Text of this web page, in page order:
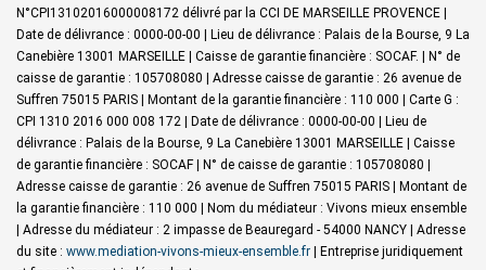
N°CPI13102016000008172 délivré par la CCI DE MARSEILLE PROVENCE |
Date de délivrance : 0000-00-00 | Lieu de délivrance : Palais de la Bourse, 9 La
Canebière 13001 MARSEILLE | Caisse de garantie financière : SOCAF. | N° de
caisse de garantie : 105708080 | Adresse caisse de garantie : 26 avenue de
Suffren 75015 PARIS | Montant de la garantie financière : 110 000 | Carte G :
CPI 1310 2016 000 008 172 | Date de délivrance : 0000-00-00 | Lieu de
délivrance : Palais de la Bourse, 9 La Canebière 13001 MARSEILLE | Caisse
de garantie financière : SOCAF | N° de caisse de garantie : 105708080 |
Adresse caisse de garantie : 26 avenue de Suffren 75015 PARIS | Montant de
la garantie financière : 110 000 | Nom du médiateur : Vivons mieux ensemble
| Adresse du médiateur : 2 impasse de Beauregard - 54000 NANCY | Adresse
du site : www.mediation-vivons-mieux-ensemble.fr | Entreprise juridiquement